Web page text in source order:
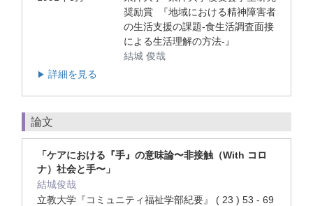
奨励賞 『地域における精神障害者
の生活支援の課題-食生活調査面接
による生活理解の方法-』
結城 俊哉
▶ 詳細を見る
論文
「ケアにおける『手』の意味論〜非接触（With コロ
ナ）社会と手〜」
結城俊哉
立教大学『コミュニティ福祉学部紀要』 ( 23 ) 53 - 69